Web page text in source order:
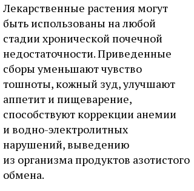
Лекарственные растения могут
быть использованы на любой
стадии хронической почечной
недостаточности. Приведенные
сборы уменьшают чувство
тошноты, кожный зуд, улучшают
аппетит и пищеварение,
способствуют коррекции анемии
и водно-электролитных
нарушений, выведению
из организма продуктов азотистого
обмена.